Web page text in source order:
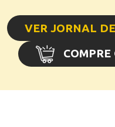
VER JORNAL